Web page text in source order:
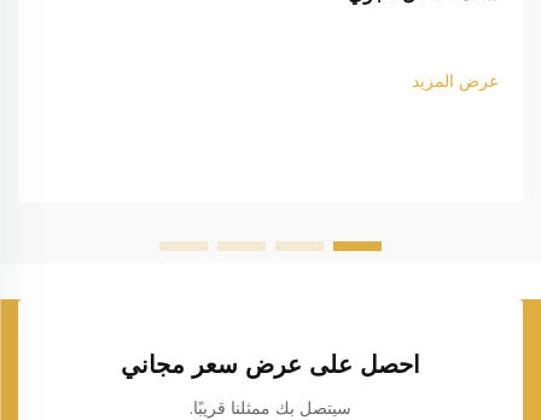
عرض المزيد
احصل على عرض سعر مجاني
سيتصل بك ممثلنا قريبًا.